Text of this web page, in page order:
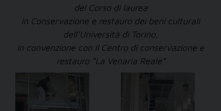
del Corso di laurea
in Conservazione e restauro dei beni culturali
dell’Università di Torino,
in convenzione con il Centro di conservazione e
restauro “La Venaria Reale”